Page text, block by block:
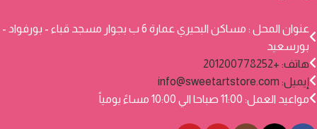
عنوان المحل : مساكن البحيري عمارة 6 ب بجوار مسجد قباء - بورفواد -
بورسعيد
هاتف: +201200778252
إيميل: info@sweetartstore.com
مواعيد العمل: 11:00 صباحا الي 10:00 مساءً يومياً